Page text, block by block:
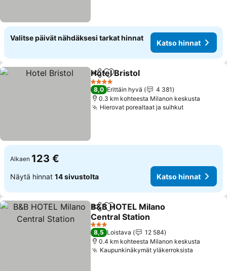
Valitse päivät nähdäksesi tarkat hinnat
Katso hinnat
Jaa Lisää suosikkeihin
Hotel Bristol
4 Tähtiluokitus
8,0 Erittäin hyvä
4 381
0.3 km kohteesta Milanon keskusta
Hierovat porealtaat ja suihkut
Alkaen 123 €
Näytä hinnat 14 sivustolta Katso hinnat
Jaa Lisää suosikkeihin
B&B HOTEL Milano
Central Station
3 Tähtiluokitus
8,5 Loistava
12 584
0.4 km kohteesta Milanon keskusta
Kaupunkinäkymät yläkerroksista